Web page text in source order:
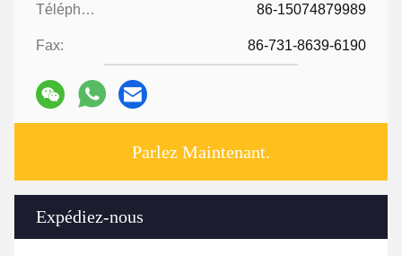
Téléphone: 86-15074879989
Fax: 86-731-8639-6190
Parlez Maintenant.
Expédiez-nous